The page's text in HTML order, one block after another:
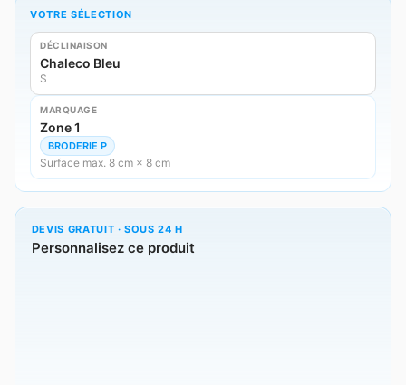
VOTRE SÉLECTION
DÉCLINAISON
Chaleco Bleu
S
MARQUAGE
Zone 1
BRODERIE P
Surface max. 8 cm × 8 cm
DEVIS GRATUIT · SOUS 24 H
Personnalisez ce produit